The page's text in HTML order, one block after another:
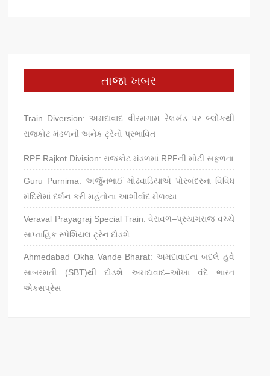
તાજા ખબર
Train Diversion: અમદાવાદ–વીરમગામ રેલખંડ પર બ્લોકથી
રાજકોટ મંડળની અનેક ટ્રેનો પ્રભાવિત
RPF Rajkot Division: રાજકોટ મંડળમાં RPFની મોટી સફળતા
Guru Purnima: અર્જુનભાઈ મોઢવાડિયાએ પોરબંદરના વિવિધ
મંદિરોમાં દર્શન કરી મહંતોના આશીર્વાદ મેળવ્યા
Veraval Prayagraj Special Train: વેરાવળ–પ્રયાગરાજ વચ્ચે
સાપ્તાહિક સ્પેશિયલ ટ્રેન દોડશે
Ahmedabad Okha Vande Bharat: અમદાવાદના બદલે હવે
સાબરમતી (SBT)થી દોડશે અમદાવાદ–ઓખા વંદે ભારત
એક્સપ્રેસ